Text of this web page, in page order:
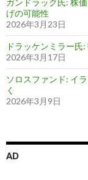
ガンドラック氏: 株
げの可能性
2026年3月23日
ドラッケンミラー
2026年3月17日
ソロスファンド: イ
く
2026年3月9日
AD